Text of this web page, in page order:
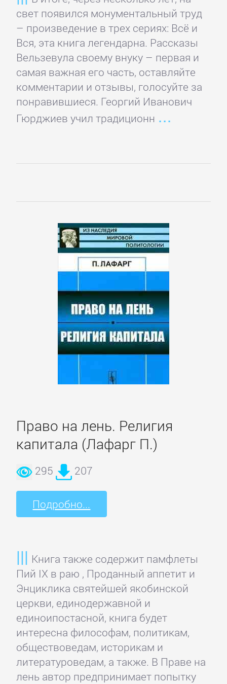
свет появился монументальный труд
– произведение в трех сериях: Всё и
Вся, эта книга легендарна. Рассказы
Вельзевула своему внуку – первая и
самая важная его часть, оставляйте
комментарии и отзывы, голосуйте за
понравившиеся. Георгий Иванович
Гюрджиев учил традиционн
Право на лень. Религия
капитала (Лафарг П.)
295 207
Подробно...
Книга также содержит памфлеты
Пий IX в раю , Проданный аппетит и
Энциклика святейшей якобинской
церкви, единодержавной и
единоипостасной, книга будет
интересна философам, политикам,
обществоведам, историкам и
литературоведам, а также. В Праве на
лень автор предпринимает попытку
Исторические
детективы
Классические
детективы
Крутой
детектив
Полицейские
детективы
Современные
детективы
Шпионские
детективы
ДЕТСКИЕ
проза
Детская
фантастика
Детские
детективы
Детские
приключения
Детские
стихи
Зарубежные
детские
книги